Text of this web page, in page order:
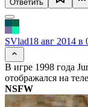
Ответить
SVlad18 авг 2014 в
В игре 1998 года
отображался на
NSFW